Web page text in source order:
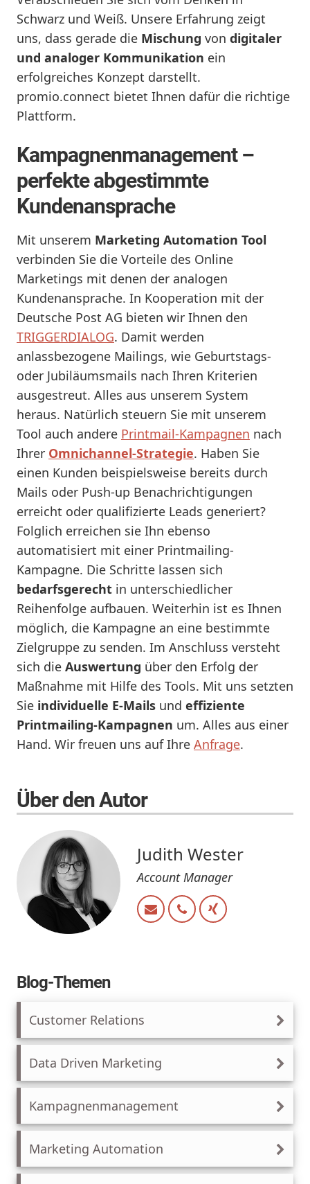
Schwarz und Weiß. Unsere Erfahrung zeigt
uns, dass gerade die Mischung von digitaler
und analoger Kommunikation ein
erfolgreiches Konzept darstellt.
promio.connect bietet Ihnen dafür die richtige
Plattform.
Kampagnenmanagement –
perfekte abgestimmte
Kundenansprache
Mit unserem Marketing Automation Tool
verbinden Sie die Vorteile des Online
Marketings mit denen der analogen
Kundenansprache. In Kooperation mit der
Deutsche Post AG bieten wir Ihnen den
TRIGGERDIALOG. Damit werden
anlassbezogene Mailings, wie Geburtstags-
oder Jubiläumsmails nach Ihren Kriterien
ausgestreut. Alles aus unserem System
heraus. Natürlich steuern Sie mit unserem
Tool auch andere Printmail-Kampagnen nach
Ihrer Omnichannel-Strategie. Haben Sie
einen Kunden beispielsweise bereits durch
Mails oder Push-up Benachrichtigungen
erreicht oder qualifizierte Leads generiert?
Folglich erreichen sie Ihn ebenso
automatisiert mit einer Printmailing-
Kampagne. Die Schritte lassen sich
bedarfsgerecht in unterschiedlicher
Reihenfolge aufbauen. Weiterhin ist es Ihnen
möglich, die Kampagne an eine bestimmte
Zielgruppe zu senden. Im Anschluss versteht
sich die Auswertung über den Erfolg der
Maßnahme mit Hilfe des Tools. Mit uns setzten
Sie individuelle E-Mails und effiziente
Printmailing-Kampagnen um. Alles aus einer
Hand. Wir freuen uns auf Ihre Anfrage.
Über den Autor
Judith Wester
Account Manager
Blog-Themen
Customer Relations
Data Driven Marketing
Kampagnenmanagement
Marketing Automation